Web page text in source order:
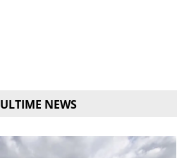
ULTIME NEWS